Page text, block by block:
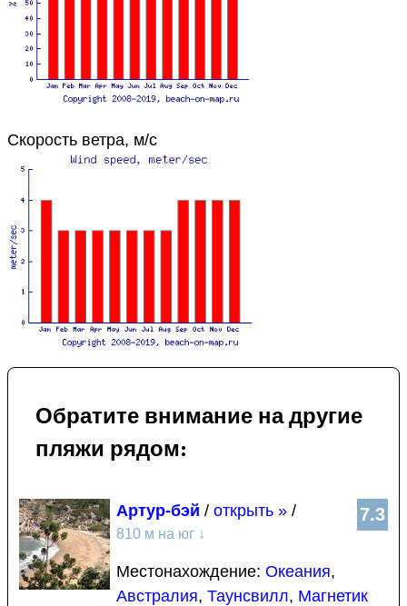
Скорость ветра, м/с
Обратите внимание на другие
пляжи рядом:
7.3
Артур-бэй / открыть » /
810 м на юг ↓
Местонахождение: Океания,
Австралия, Таунсвилл, Магнетик